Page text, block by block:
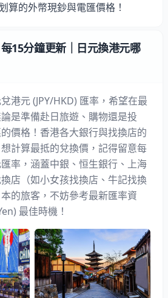
算的外幣現鈔與電匯價格！
15分鐘更新｜日元換港元哪
港元 (JPY/HKD) 匯率，希望在最
是準備赴日旅遊、購物還是投
價格！香港各大銀行與找換店的
計算最抵的兌換價，記得留意每
率，涵蓋中銀、恒生銀行、上海
店（如小女孩找換店 、 牛記找換
的旅客，不妨參考最新匯率資
最佳時機！